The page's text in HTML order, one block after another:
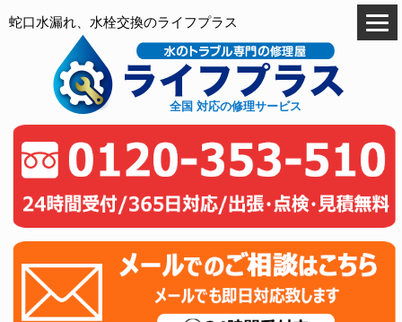
蛇口水漏れ、水栓交換のライフプラス
全国 対応の修理サービス